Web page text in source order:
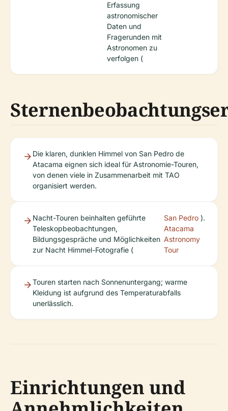
Erfassung
astronomischer
Daten und
Fragerunden mit
Astronomen zu
verfolgen (
Die klaren, dunklen Himmel von San Pedro de
Atacama eignen sich ideal für Astronomie-Touren,
von denen viele in Zusammenarbeit mit TAO
organisiert werden.
Nacht-Touren beinhalten geführte
Teleskopbeobachtungen,
Bildungsgespräche und Möglichkeiten
zur Nacht Himmel-Fotografie (
San Pedro
Atacama
Astronomy
Tour
).
Touren starten nach Sonnenuntergang; warme
Kleidung ist aufgrund des Temperaturabfalls
unerlässlich.
Einrichtungen und